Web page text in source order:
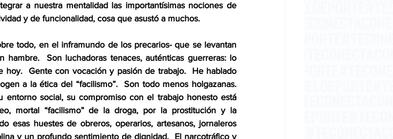
a nuestra mentalidad las importantísimas nociones de
y de funcionalidad, cosa que asustó a muchos.
todo, en el inframundo de los precarios- que se levantan
hambre.  Son luchadoras tenaces, auténticas guerreras: lo
Gente con vocación y pasión de trabajo.  He hablado
a la ética del “facilismo”.  Son todo menos holgazanas.
social, su compromiso con el trabajo honesto está
mortal “facilismo” de la droga, por la prostitución y la
esas huestes de obreros, operarios, artesanos, jornaleros
y un profundo sentimiento de dignidad.  El narcotráfico y